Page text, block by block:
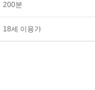
200분
18세 이용가